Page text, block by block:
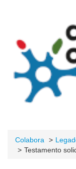
Colabora
Testamento